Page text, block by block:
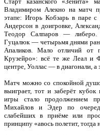
Владимиром Алекно на матч
этапе: Игорь Кобзарь в
Андерсон в доигровке,
Теодор Салпаров — либеро.
Гуцалюк — четырьмя днями
Апаликов. Мало отличий от
Крузейро»: всё те же Леал
центре, Уоллас — в диагонали,
Матч можно со спокойной
выиграет, тот и заберёт
игры стало продолжением
Михайлов и Эдер по
слабейших в приёме или
принципу «авось полетит, тогда